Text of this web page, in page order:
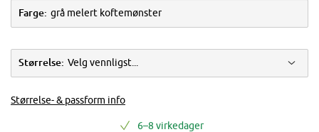
Farge: grå melert koftemønster
Størrelse: Velg vennligst...
Størrelse- & passform info
6–8 virkedager